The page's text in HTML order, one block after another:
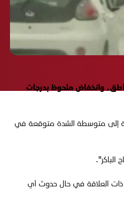
في بعض المناطق، وانخفاض ملحوظ بدرجات
إلى متوسطة الشدة متوقعة في
ذات العلاقة في حال حدوث أي